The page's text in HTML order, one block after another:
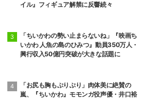
イル』フィギュア解禁に反響続々
「ちいかわの勢い止まらないね」『映画ち
いかわ 人魚の島のひみつ』動員350万人・
興行収入50億円突破が大きな話題に
「お尻も胸もぷりぷり」肉体美に絶賛の
嵐、『ちいかわ』モモンガ役声優・井口裕